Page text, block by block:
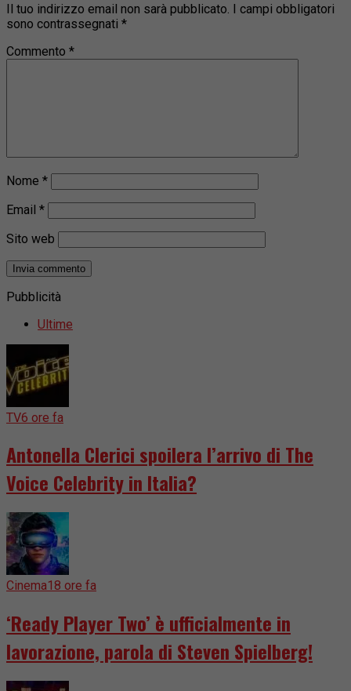
Il tuo indirizzo email non sarà pubblicato. I campi obbligatori
sono contrassegnati *
Commento *
Nome *
Email *
Sito web
Pubblicità
Ultime
TV6 ore fa
Antonella Clerici spoilera l’arrivo di The
Voice Celebrity in Italia?
Cinema18 ore fa
‘Ready Player Two’ è ufficialmente in
lavorazione, parola di Steven Spielberg!